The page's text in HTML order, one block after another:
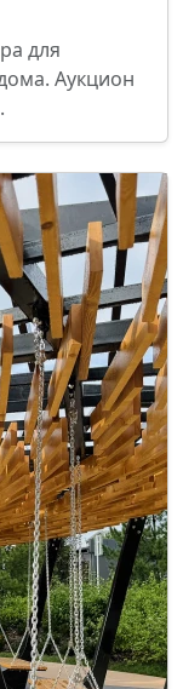
для
Аукцион